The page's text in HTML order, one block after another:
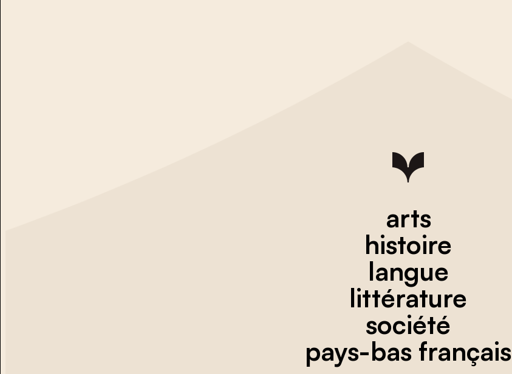
arts
histoire
langue
littérature
société
pays-bas français